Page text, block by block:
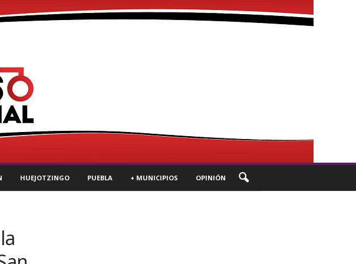
HUEJOTZINGO PUEBLA + MUNICIPIOS OPINIÓN